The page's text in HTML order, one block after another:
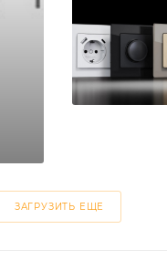
ЗАГРУЗИТЬ ЕЩЕ